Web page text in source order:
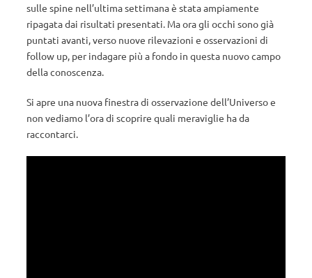
sulle spine nell’ultima settimana è stata ampiamente
ripagata dai risultati presentati. Ma ora gli occhi sono già
puntati avanti, verso nuove rilevazioni e osservazioni di
follow up, per indagare più a fondo in questa nuovo campo
della conoscenza.
Si apre una nuova finestra di osservazione dell’Universo e
non vediamo l’ora di scoprire quali meraviglie ha da
raccontarci.